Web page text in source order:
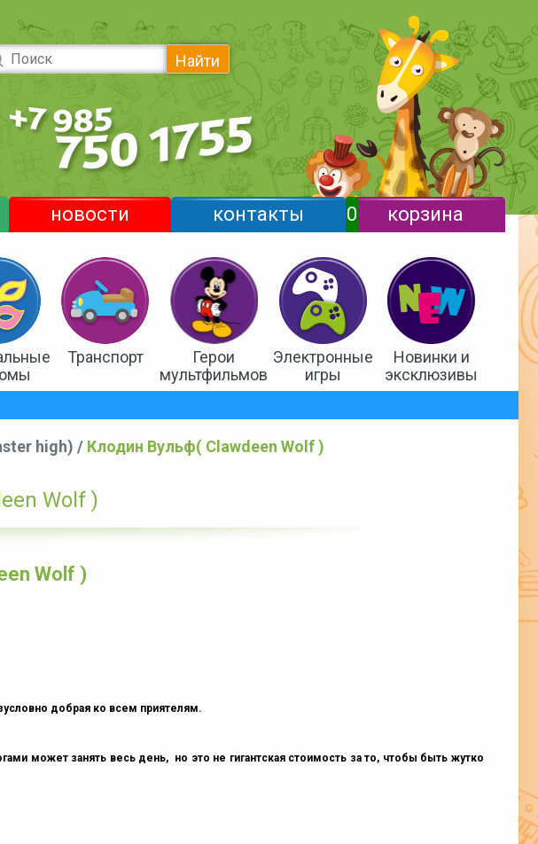
Найти
новости контакты 0 корзина
Транспорт
Герои
мультфильмов
Электронные
игры
Новинки и
эксклюзивы
high) / Клодин Вульф( Clawdeen Wolf )
Wolf )
Wolf )
добрая ко всем приятелям.
может занять весь день, но это не гигантская стоимость за то, чтобы быть жутко